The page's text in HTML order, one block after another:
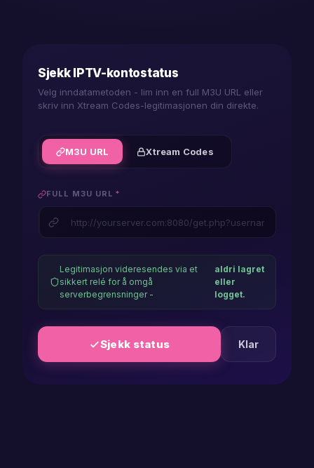
android
player
firestick
player
macos
player
ios
player
iphone
player
lg
player
samsung
Sjekk IPTV-kontostatus
Velg inndatametoden - lim inn en full M3U URL eller
skriv inn Xtream Codes-legitimasjonen din direkte.
M3U URL Xtream Codes
FULL M3U URL *
Legitimasjon videresendes via et
sikkert relé for å omgå
serverbegrensninger -
aldri lagret
eller
logget.
Sjekk status Klar